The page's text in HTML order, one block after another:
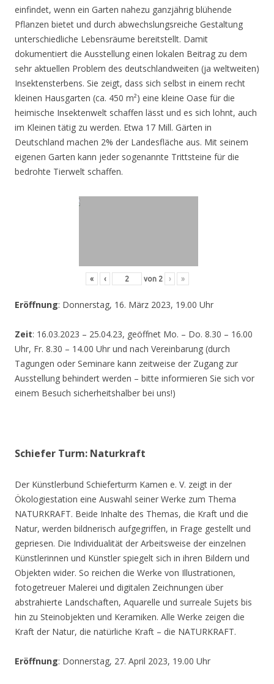
einfindet, wenn ein Garten nahezu ganzjährig blühende
Pflanzen bietet und durch abwechslungsreiche Gestaltung
unterschiedliche Lebensräume bereitstellt. Damit
dokumentiert die Ausstellung einen lokalen Beitrag zu dem
sehr aktuellen Problem des deutschlandweiten (ja weltweiten)
Insektensterbens. Sie zeigt, dass sich selbst in einem recht
kleinen Hausgarten (ca. 450 m²) eine kleine Oase für die
heimische Insektenwelt schaffen lässt und es sich lohnt, auch
im Kleinen tätig zu werden. Etwa 17 Mill. Gärten in
Deutschland machen 2% der Landesfläche aus. Mit seinem
eigenen Garten kann jeder sogenannte Trittsteine für die
bedrohte Tierwelt schaffen.
« ‹ von 2 › »
Eröffnung: Donnerstag, 16. März 2023, 19.00 Uhr
Zeit: 16.03.2023 – 25.04.23, geöffnet Mo. – Do. 8.30 – 16.00
Uhr, Fr. 8.30 – 14.00 Uhr und nach Vereinbarung (durch
Tagungen oder Seminare kann zeitweise der Zugang zur
Ausstellung behindert werden – bitte informieren Sie sich vor
einem Besuch sicherheitshalber bei uns!)
Schiefer Turm: Naturkraft
Der Künstlerbund Schieferturm Kamen e. V. zeigt in der
Ökologiestation eine Auswahl seiner Werke zum Thema
NATURKRAFT. Beide Inhalte des Themas, die Kraft und die
Natur, werden bildnerisch aufgegriffen, in Frage gestellt und
gepriesen. Die Individualität der Arbeitsweise der einzelnen
Künstlerinnen und Künstler spiegelt sich in ihren Bildern und
Objekten wider. So reichen die Werke von Illustrationen,
fotogetreuer Malerei und digitalen Zeichnungen über
abstrahierte Landschaften, Aquarelle und surreale Sujets bis
hin zu Steinobjekten und Keramiken. Alle Werke zeigen die
Kraft der Natur, die natürliche Kraft – die NATURKRAFT.
Eröffnung: Donnerstag, 27. April 2023, 19.00 Uhr